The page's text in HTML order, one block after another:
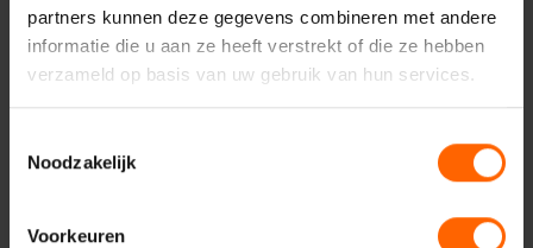
partners kunnen deze gegevens combineren met andere
informatie die u aan ze heeft verstrekt of die ze hebben
verzameld op basis van uw gebruik van hun services.
Noodzakelijk
Voorkeuren